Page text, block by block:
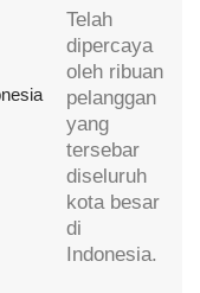
Telah
dipercaya
oleh ribuan
pelanggan
yang
tersebar
diseluruh
kota besar
di
Indonesia.